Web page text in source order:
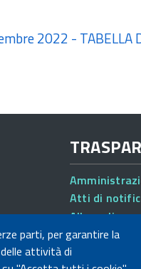
parti, per garantire la
attività di
2022 - TABELLA
Atti di
Albo online
Concorsi